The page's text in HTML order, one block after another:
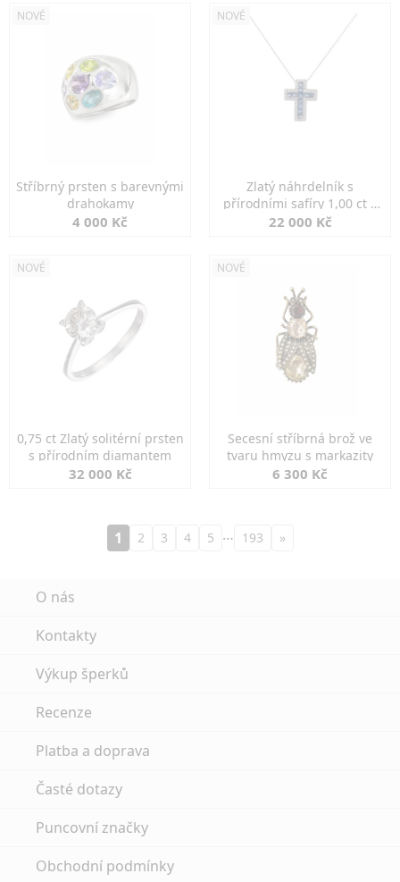
NOVÉ
Stříbrný prsten s barevnými
drahokamy
4 000 Kč
NOVÉ
Zlatý náhrdelník s
přírodními safíry 1,00 ct a
diamanty
22 000 Kč
NOVÉ
0,75 ct Zlatý solitérní prsten
s přírodním diamantem
32 000 Kč
NOVÉ
Secesní stříbrná brož ve
tvaru hmyzu s markazity
6 300 Kč
1 2 3 4 5 … 193 »
O nás
Kontakty
Výkup šperků
Recenze
Platba a doprava
Časté dotazy
Puncovní značky
Obchodní podmínky